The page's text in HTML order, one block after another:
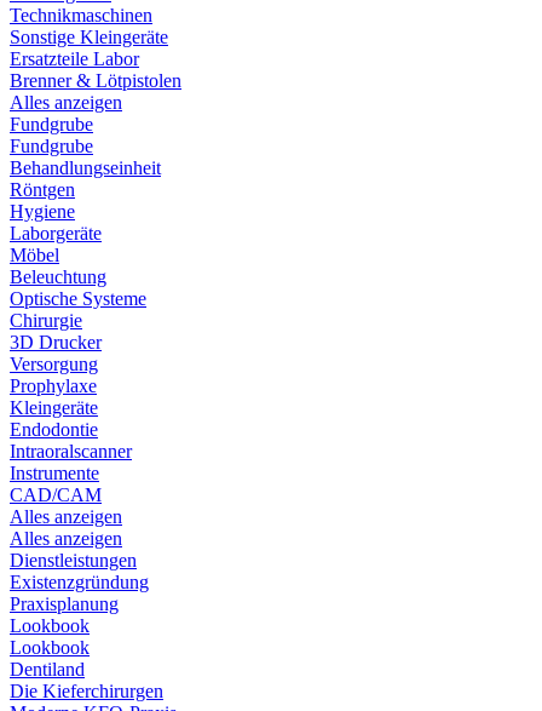
Technikmaschinen
Sonstige Kleingeräte
Ersatzteile Labor
Brenner & Lötpistolen
Alles anzeigen
Fundgrube
Fundgrube
Behandlungseinheit
Röntgen
Hygiene
Laborgeräte
Möbel
Beleuchtung
Optische Systeme
Chirurgie
3D Drucker
Versorgung
Prophylaxe
Kleingeräte
Endodontie
Intraoralscanner
Instrumente
CAD/CAM
Alles anzeigen
Alles anzeigen
Dienstleistungen
Existenzgründung
Praxisplanung
Lookbook
Lookbook
Dentiland
Die Kieferchirurgen